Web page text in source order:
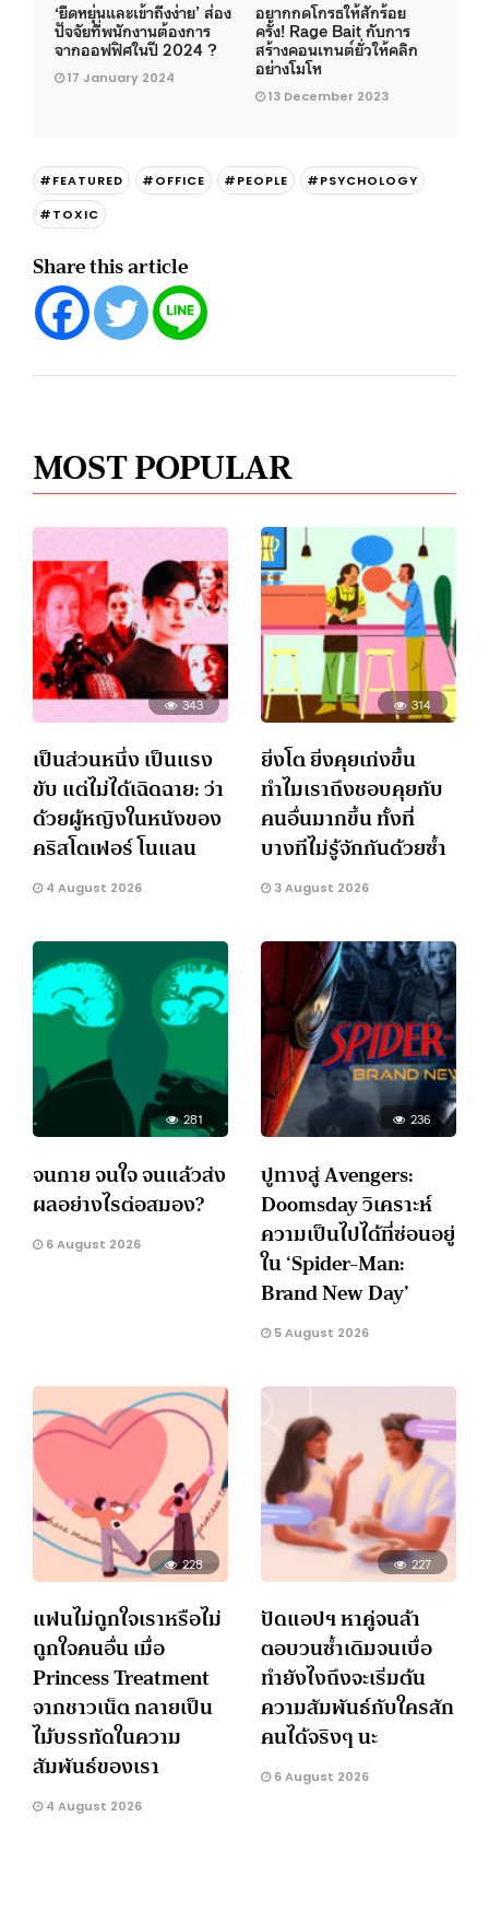
‘ยืดหยุ่นและเข้าถึงง่าย’ ส่อง
ปัจจัยที่พนักงานต้องการ
จากออฟฟิศในปี 2024 ?
17 January 2024
อยากกดโกรธให้สักร้อย
ครั้ง! Rage Bait กับการ
สร้างคอนเทนต์ยั่วให้คลิก
อย่างโมโห
13 December 2023
#FEATURED #OFFICE #PEOPLE
#PSYCHOLOGY
#TOXIC
Share this article
MOST POPULAR
343
เป็นส่วนหนึ่ง เป็นแรง
ขับ แต่ไม่ได้เฉิดฉาย: ว่า
ด้วยผู้หญิงในหนังของ
คริสโตเฟอร์ โนแลน
4 August 2026
314
ยิ่งโต ยิ่งคุยเก่งขึ้น
ทำไมเราถึงชอบคุยกับ
คนอื่นมากขึ้น ทั้งที่
บางทีไม่รู้จักกันด้วยซ้ำ
3 August 2026
281
จนกาย จนใจ จนแล้วส่ง
ผลอย่างไรต่อสมอง?
6 August 2026
236
ปูทางสู่ Avengers:
Doomsday วิเคราะห์
ความเป็นไปได้ที่ซ่อนอยู่
ใน ‘Spider-Man:
Brand New Day’
5 August 2026
228
แฟนไม่ถูกใจเราหรือไม่
ถูกใจคนอื่น เมื่อ
Princess Treatment
จากชาวเน็ต กลายเป็น
ไม้บรรทัดในความ
สัมพันธ์ของเรา
4 August 2026
227
ปัดแอปฯ หาคู่จนล้า
ตอบวนซ้ำเดิมจนเบื่อ
ทำยังไงถึงจะเริ่มต้น
ความสัมพันธ์กับใครสัก
คนได้จริงๆ นะ
6 August 2026